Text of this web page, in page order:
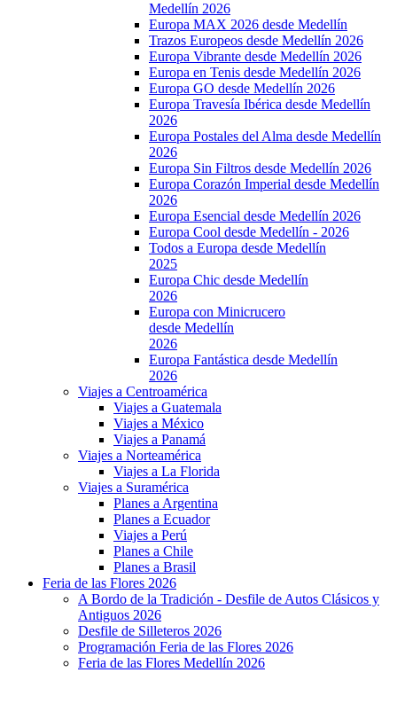
Medellín 2026
Europa MAX 2026 desde Medellín
Trazos Europeos desde Medellín 2026
Europa Vibrante desde Medellín 2026
Europa en Tenis desde Medellín 2026
Europa GO desde Medellín 2026
Europa Travesía Ibérica desde Medellín
2026
Europa Postales del Alma desde Medellín
2026
Europa Sin Filtros desde Medellín 2026
Europa Corazón Imperial desde Medellín
2026
Europa Esencial desde Medellín 2026
Europa Cool desde Medellín - 2026
Todos a Europa desde Medellín
2025
Europa Chic desde Medellín
2026
Europa con Minicrucero
desde Medellín
2026
Europa Fantástica desde Medellín
2026
Viajes a Centroamérica
Viajes a Guatemala
Viajes a México
Viajes a Panamá
Viajes a Norteamérica
Viajes a La Florida
Viajes a Suramérica
Planes a Argentina
Planes a Ecuador
Viajes a Perú
Planes a Chile
Planes a Brasil
Feria de las Flores 2026
A Bordo de la Tradición - Desfile de Autos Clásicos y
Antiguos 2026
Desfile de Silleteros 2026
Programación Feria de las Flores 2026
Feria de las Flores Medellín 2026